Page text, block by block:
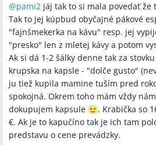
@pami2 jáj tak to si mala povedať že
Tak to jej kúpbud obyčajné pákové
"fajnšmekerka na kávu" resp. jej
"presko" len z mletej kávy a potom
Ak si dá 1-2 šálky denne tak za
krupska na kapsle - "dolče gusto"
ju tiež kupila mamine tuším pred
spokojná. Okrem toho mám vždy
dokupujem kapsule
. Krabička so
€. Ak je to kapučíno tak je ich tam
predstavu o cene prevádzky.